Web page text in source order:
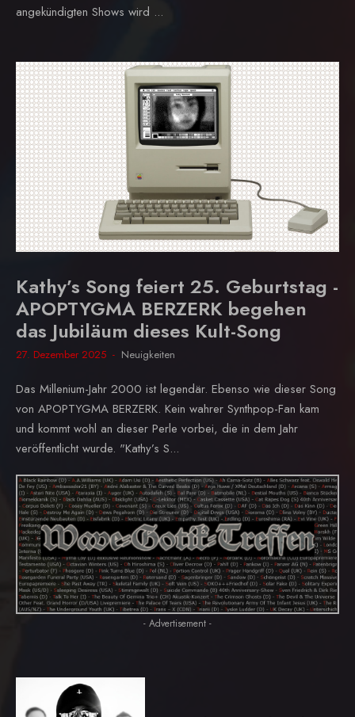
angekündigten Shows wird ...
Kathy’s Song feiert 25. Geburtstag -
APOPTYGMA BERZERK begehen
das Jubiläum dieses Kult-Song
27. Dezember 2025 Neuigkeiten
Das Millenium-Jahr 2000 ist legendär. Ebenso wie dieser Song
von APOPTYGMA BERZERK. Kein wahrer Synthpop-Fan kam
und kommt wohl an dieser Perle vorbei, die in dem Jahr
veröffentlicht wurde. "Kathy’s S...
- Advertisement -